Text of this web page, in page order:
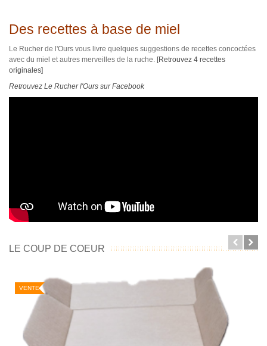
Des recettes à base de miel
Le Rucher de l'Ours vous livre quelques suggestions de recettes concoctées
avec du miel et autres merveilles de la ruche. [Retrouvez 4 recettes
originales]
Retrouvez Le Rucher l'Ours sur Facebook
LE COUP DE COEUR
VENTE